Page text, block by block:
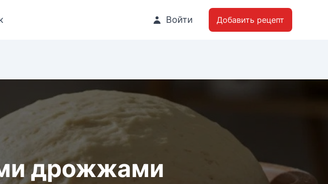
Войти Добавить рецепт
дрожжами